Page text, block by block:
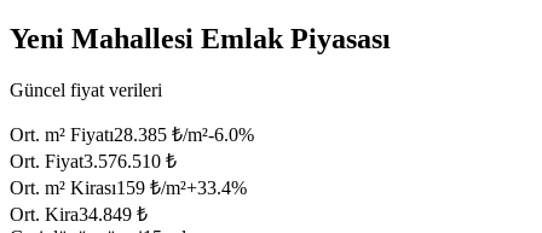
Yeni Mahallesi Emlak Piyasası
Güncel fiyat verileri
Ort. m² Fiyatı28.385 ₺/m²-6.0%
Ort. Fiyat3.576.510 ₺
Ort. m² Kirası159 ₺/m²+33.4%
Ort. Kira34.849 ₺